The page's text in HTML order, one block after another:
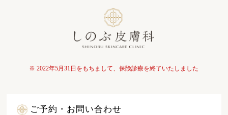
※ 2022年5月31日をもちまして、保険診療を終了いたしました
ご予約・お問い合わせ